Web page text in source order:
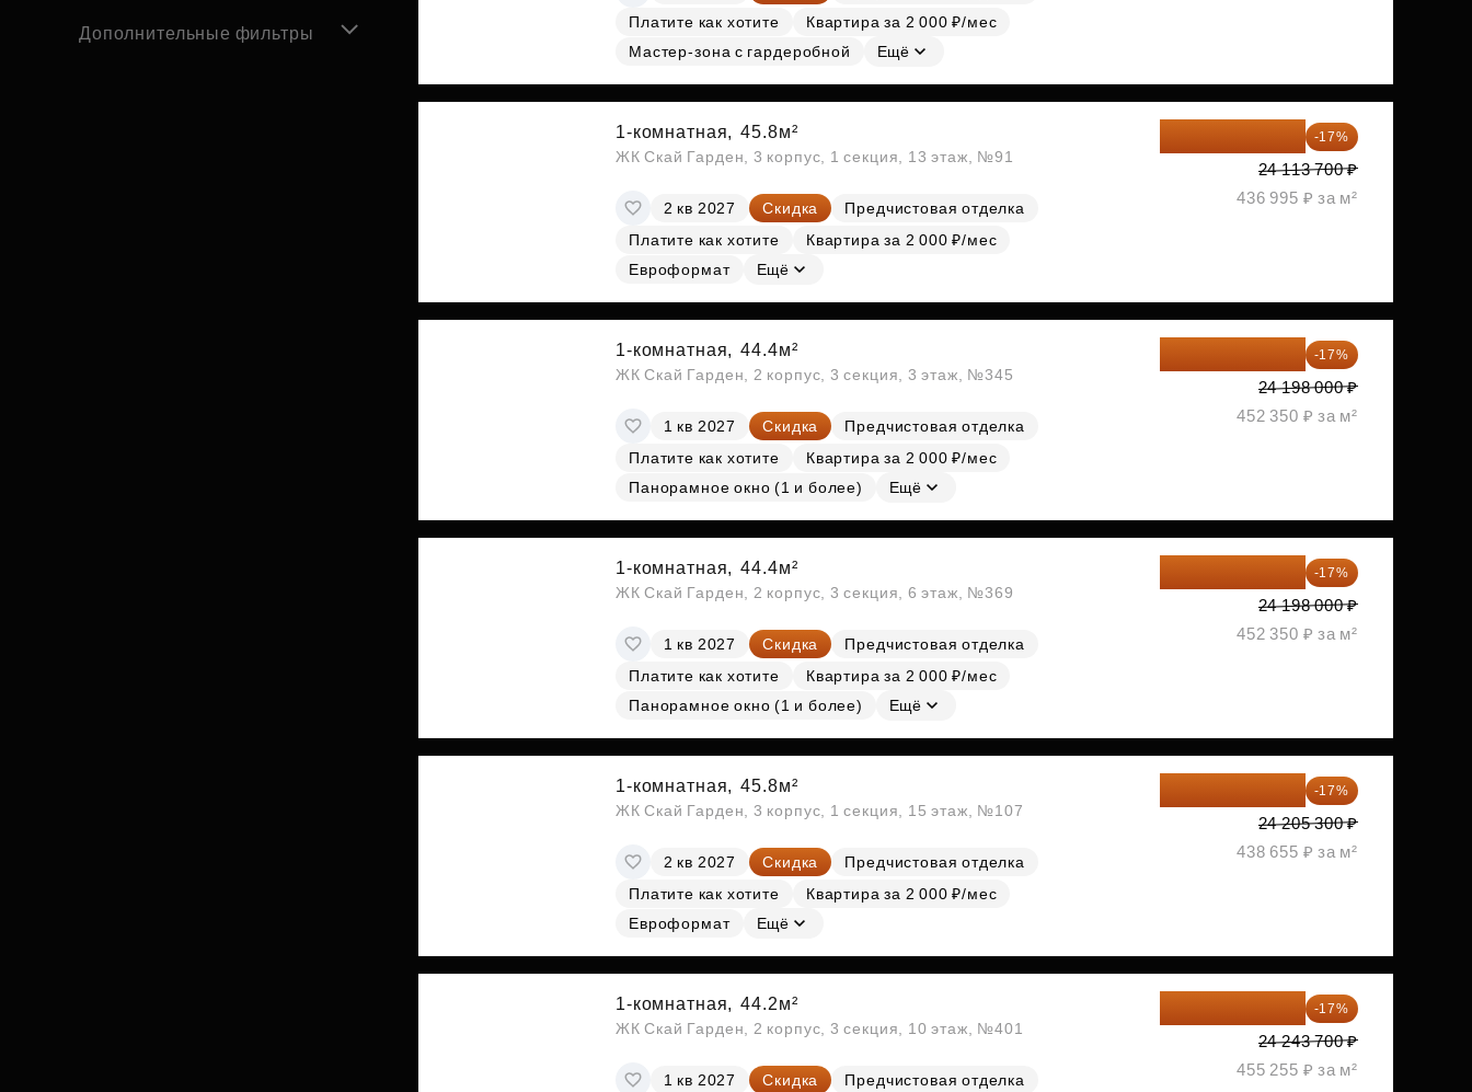
Дополнительные фильтры
Платите как хотите
Квартира за 2 000 ₽/мес
Мастер-зона с гардеробной
Ещё
1-комнатная, 45.8м²
ЖК Скай Гарден, 3 корпус, 1 секция, 13 этаж, №91
2 кв 2027 Скидка
Предчистовая отделка
Платите как хотите
Квартира за 2 000 ₽/мес
Евроформат
Ещё
-17%
24 113 700 ₽
436 995 ₽ за м²
1-комнатная, 44.4м²
ЖК Скай Гарден, 2 корпус, 3 секция, 3 этаж, №345
1 кв 2027 Скидка
Предчистовая отделка
Платите как хотите
Квартира за 2 000 ₽/мес
Панорамное окно (1 и более)
Ещё
-17%
24 198 000 ₽
452 350 ₽ за м²
1-комнатная, 44.4м²
ЖК Скай Гарден, 2 корпус, 3 секция, 6 этаж, №369
1 кв 2027 Скидка
Предчистовая отделка
Платите как хотите
Квартира за 2 000 ₽/мес
Панорамное окно (1 и более)
Ещё
-17%
24 198 000 ₽
452 350 ₽ за м²
1-комнатная, 45.8м²
ЖК Скай Гарден, 3 корпус, 1 секция, 15 этаж, №107
2 кв 2027 Скидка
Предчистовая отделка
Платите как хотите
Квартира за 2 000 ₽/мес
Евроформат
Ещё
-17%
24 205 300 ₽
438 655 ₽ за м²
1-комнатная, 44.2м²
ЖК Скай Гарден, 2 корпус, 3 секция, 10 этаж, №401
1 кв 2027 Скидка
Предчистовая отделка
-17%
24 243 700 ₽
455 255 ₽ за м²